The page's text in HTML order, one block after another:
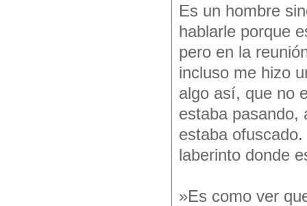
Es un hombre
hablarle porque
pero en la
incluso me hizo
algo así, que no
estaba pasando,
estaba
laberinto donde
»Es como ver